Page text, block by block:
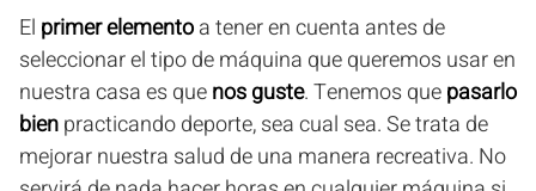
El primer elementoa tener en cuenta antes de
seleccionar el tipo de máquina que queremos usar en
nuestra casa es quenos guste. Tenemos quepasarlo
bienpracticando deporte, sea cual sea. Se trata de
mejorar nuestra salud de una manera recreativa. No